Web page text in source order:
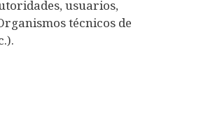
usuarios,
técnicos de